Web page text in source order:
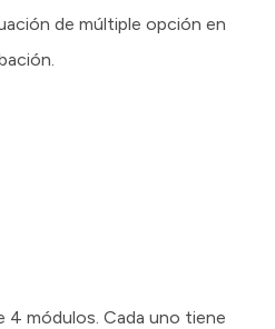
de múltiple opción en
4 módulos. Cada uno tiene